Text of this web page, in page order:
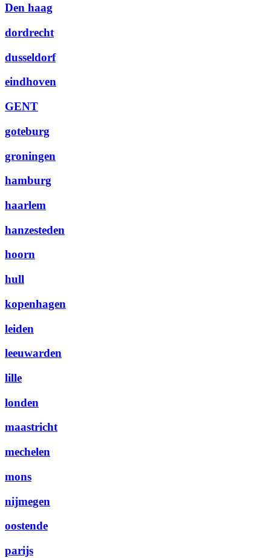
Den haag
dordrecht
dusseldorf
eindhoven
GENT
goteburg
groningen
hamburg
haarlem
hanzesteden
hoorn
hull
kopenhagen
leiden
leeuwarden
lille
londen
maastricht
mechelen
mons
nijmegen
oostende
parijs